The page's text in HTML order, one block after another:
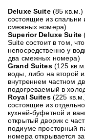
Deluxe Suite(85 кв.м.)
состоящие из спальни
смежных номера)
Superior Deluxe Suite
Suite состоит в том,
непосредственно у
два смежных номера)
Grand Suites(125
воды, либо на второй
внутреннем частном
подогреваемый в
Royal Suites(225
состоящие из
кухней-буфетной и
открытый дворик с
подиуме просторный
номера открывается